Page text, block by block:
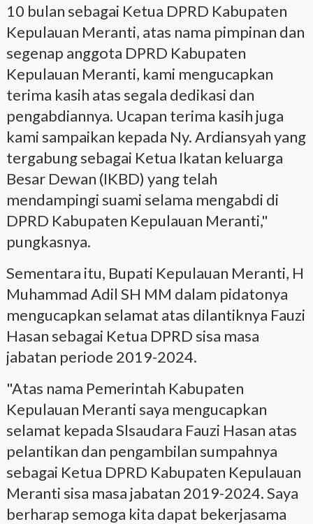
10 bulan sebagai Ketua DPRD Kabupaten
Kepulauan Meranti, atas nama pimpinan dan
segenap anggota DPRD Kabupaten
Kepulauan Meranti, kami mengucapkan
terima kasih atas segala dedikasi dan
pengabdiannya. Ucapan terima kasih juga
kami sampaikan kepada Ny. Ardiansyah yang
tergabung sebagai Ketua Ikatan keluarga
Besar Dewan (IKBD) yang telah
mendampingi suami selama mengabdi di
DPRD Kabupaten Kepulauan Meranti,"
pungkasnya.
Sementara itu, Bupati Kepulauan Meranti, H
Muhammad Adil SH MM dalam pidatonya
mengucapkan selamat atas dilantiknya Fauzi
Hasan sebagai Ketua DPRD sisa masa
jabatan periode 2019-2024.
"Atas nama Pemerintah Kabupaten
Kepulauan Meranti saya mengucapkan
selamat kepada Slsaudara Fauzi Hasan atas
pelantikan dan pengambilan sumpahnya
sebagai Ketua DPRD Kabupaten Kepulauan
Meranti sisa masa jabatan 2019-2024. Saya
berharap semoga kita dapat bekerjasama